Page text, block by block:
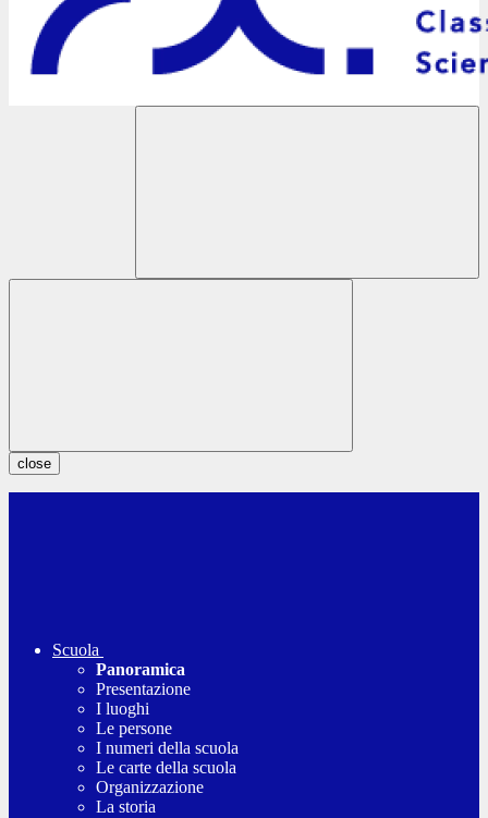
close
Scuola
Panoramica
Presentazione
I luoghi
Le persone
I numeri della scuola
Le carte della scuola
Organizzazione
La storia